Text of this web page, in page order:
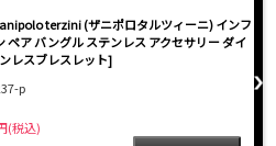
terzini (ザニポロタルツィーニ) インフ
ペア バングル ステンレス アクセサリー ダイ
レスブレスレット]
p
(税込)